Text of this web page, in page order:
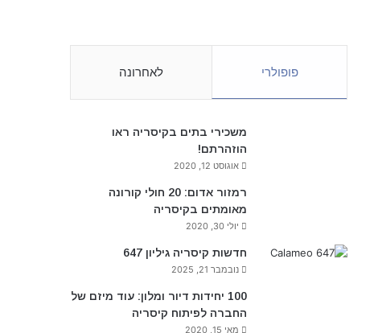
פופולרי לאחרונה
משכירי בתים בקיסריה ראו
הוזהרתם!
אוגוסט 12, 2020
רמזור אדום: 20 חולי קורונה
מאומתים בקיסריה
יולי 30, 2020
חדשות קיסריה גיליון 647
נובמבר 21, 2025
100 יחידות דיור ומלון: עוד מיזם של
החברה לפיתוח קיסריה
מאי 15, 2020